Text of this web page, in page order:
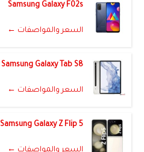
Samsung Galaxy F02s
السعر والمواصفات ←
Samsung Galaxy Tab S8
السعر والمواصفات ←
Samsung Galaxy Z Flip 5
السعر والمواصفات ←